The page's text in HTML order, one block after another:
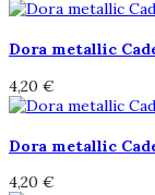
Dora metallic
4,20 €
Dora metallic
4,20 €